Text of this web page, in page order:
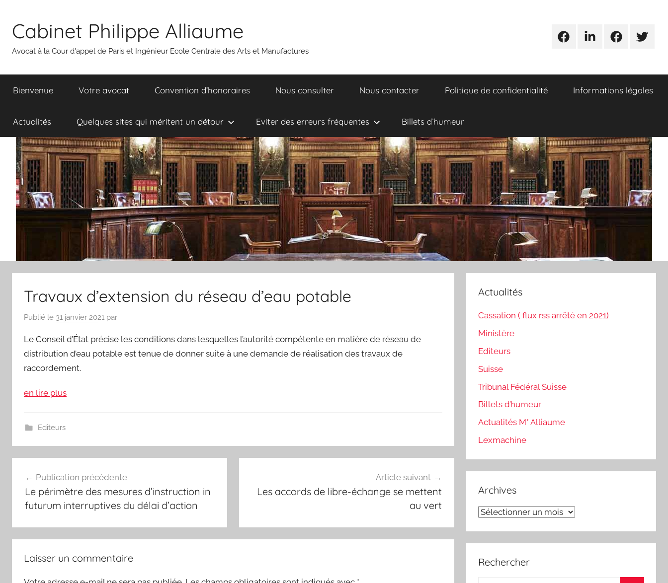
contenu
Cabinet Philippe Alliaume
Avocat à la Cour d'appel de Paris et Ingénieur Ecole Centrale des Arts et Manufactures
UrgencesLinkedinFacebookTwitter
Bienvenue Votre avocat Convention d’honoraires Nous consulter Nous contacter Politique de confidentialité Informations légales
Actualités Quelques sites qui méritent un détour Eviter des erreurs fréquentes Billets d’humeur
Travaux d’extension du réseau d’eau potable
Publié le 31 janvier 2021 par
Le Conseil d’État précise les conditions dans lesquelles l’autorité compétente en matière de réseau de
distribution d’eau potable est tenue de donner suite à une demande de réalisation des travaux de
raccordement.
en lire plus
Editeurs
de
l’article
Publication précédente
Le périmètre des mesures d’instruction in
futurum interruptives du délai d’action
Article suivant
Les accords de libre-échange se mettent
au vert
Laisser un commentaire
Actualités
Cassation ( flux rss arrêté en 2021)
Ministère
Editeurs
Suisse
Tribunal Fédéral Suisse
Billets d’humeur
Actualités M° Alliaume
Lexmachine
Archives
Archives
Rechercher